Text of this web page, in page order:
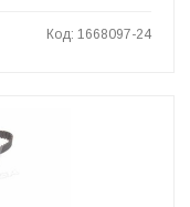
Код: 1668097-24